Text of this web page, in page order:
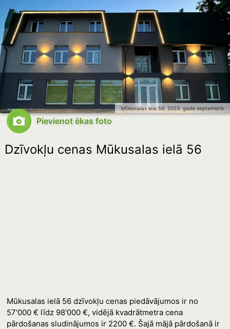
Mūkusalas iela 56, 2023. gada septembris
Pievienot ēkas foto
Dzīvokļu cenas Mūkusalas ielā 56
Mūkusalas ielā 56 dzīvokļu cenas piedāvājumos ir no
57'000 € līdz 98'000 €, vidējā kvadrātmetra cena
pārdošanas sludinājumos ir 2200 €. Šajā mājā pārdošanā ir